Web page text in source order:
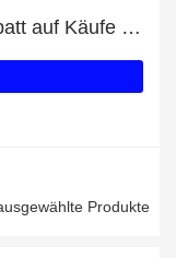
Erhalten Sie zusätzlich 21% Rabatt auf Käufe von Vibe - Grey & White
Produkte